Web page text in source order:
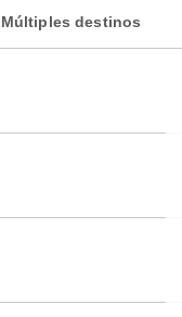
Múltiples destinos